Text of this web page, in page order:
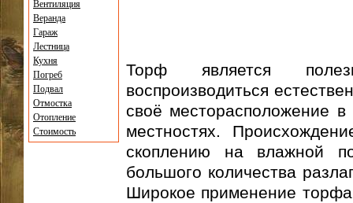
Торф является
воспроизводиться
своё месторасположение
местностях.
скоплению на влажной
большого количества
Широкое применение
Вентиляция
Веранда
Гараж
Лестница
Кухня
Погреб
Подвал
Отмостка
Отопление
Стоимость